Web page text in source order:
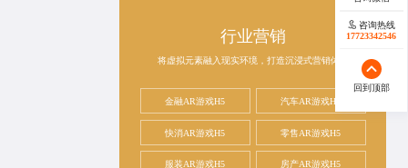
行业营销
将虚拟元素融入现实环境，打造沉浸式营销体验
金融AR游戏H5 汽车AR游戏H5
快消AR游戏H5 零售AR游戏H5
服装AR游戏H5 房产AR游戏H5
咨询热线
17723342546
回到顶部